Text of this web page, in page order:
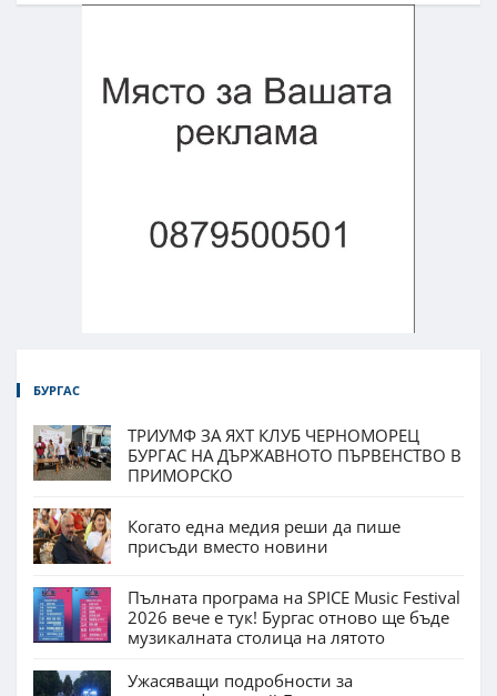
БУРГАС
ТРИУМФ ЗА ЯХТ КЛУБ ЧЕРНОМОРЕЦ
БУРГАС НА ДЪРЖАВНОТО ПЪРВЕНСТВО В
ПРИМОРСКО
Когато една медия реши да пише
присъди вместо новини
Пълната програма на SPICE Music Festival
2026 вече е тук! Бургас отново ще бъде
музикалната столица на лятото
Ужасяващи подробности за